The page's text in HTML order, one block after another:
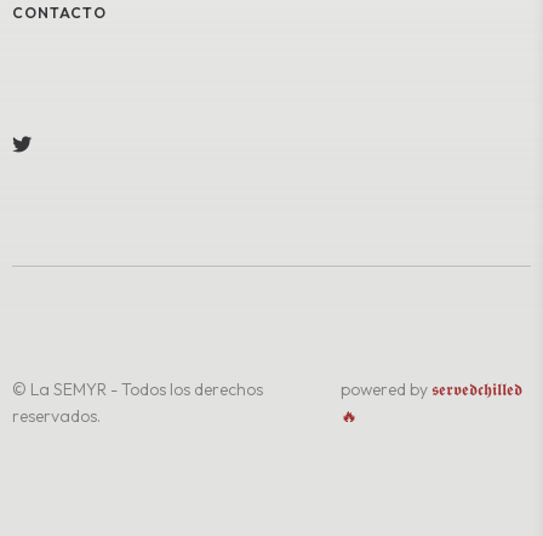
CONTACTO
© La SEMYR - Todos los derechos
reservados.
powered by 𝖘𝖊𝖗𝖛𝖊𝖉𝖈𝖍𝖎𝖑𝖑𝖊𝖉
🔥